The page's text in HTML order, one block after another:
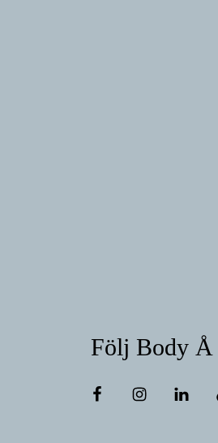
Följ Body Å